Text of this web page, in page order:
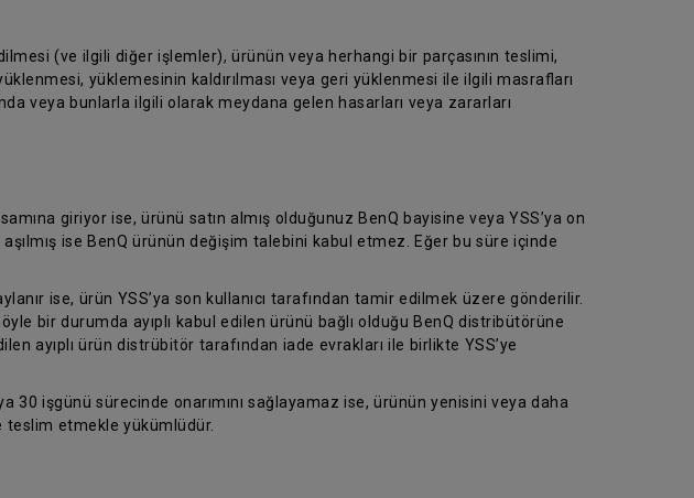
(ve ilgili diğer işlemler), ürünün veya herhangi bir parçasının teslimi,
yüklemesinin kaldırılması veya geri yüklenmesi ile ilgili masrafları
veya bunlarla ilgili olarak meydana gelen hasarları veya zararları
giriyor ise, ürünü satın almış olduğunuz BenQ bayisine veya YSS’ya on
ise BenQ ürünün değişim talebini kabul etmez. Eğer bu süre içinde
ise, ürün YSS’ya son kullanıcı tarafından tamir edilmek üzere gönderilir.
bir durumda ayıplı kabul edilen ürünü bağlı olduğu BenQ distribütörüne
ayıplı ürün distrübitör tarafından iade evrakları ile birlikte YSS’ye
30 işgünü sürecinde onarımını sağlayamaz ise, ürünün yenisini veya daha
teslim etmekle yükümlüdür.